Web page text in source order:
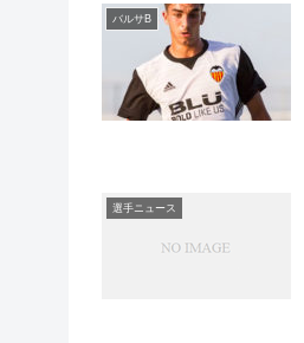
バルサB
選手ニュース